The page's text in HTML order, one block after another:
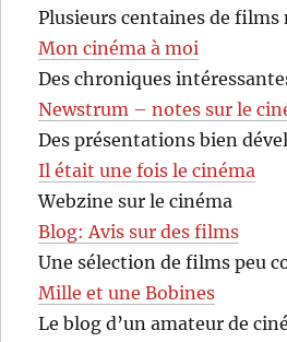
Plusieurs centaines de films
Mon cinéma à moi
Des chroniques
Newstrum – notes sur le
Des présentations bien
Il était une fois le cinéma
Webzine sur le cinéma
Blog: Avis sur des films
Une sélection de films peu
Mille et une Bobines
Le blog d’un amateur de